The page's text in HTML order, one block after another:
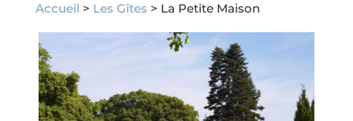
Accueil > Les Gîtes > La Petite Maison